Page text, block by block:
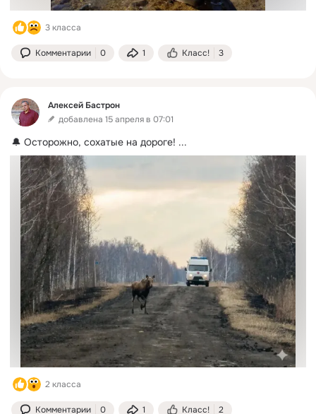
3 класса
Комментарии 0 1 Класс! 3
Алексей Бастрон
добавлена 15 апреля в 07:01
🔔 Осторожно, сохатые на дороге! ...
2 класса
Комментарии 0 1 Класс! 2